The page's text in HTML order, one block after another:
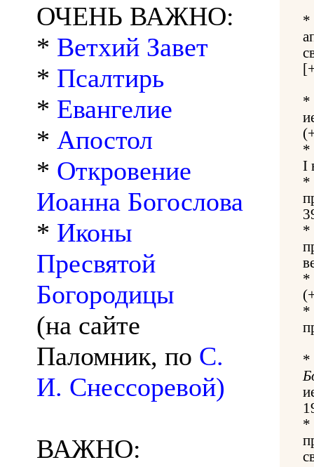
ОЧЕНЬ ВАЖНО:
* Ветхий Завет
* Псалтирь
* Евангелие
* Апостол
* Откровение
Иоанна Богослова
* Иконы
Пресвятой
Богородицы
(на сайте
Паломник, по С.
И. Снессоревой)
ВАЖНО:
*
*
*
I
*
*
*
*
*
*